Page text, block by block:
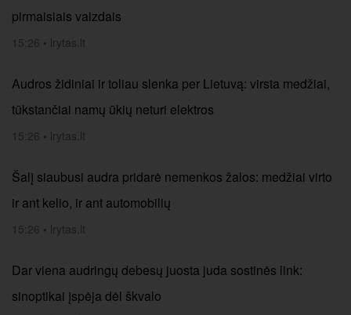
pirmaisiais vaizdais
15:26 • lrytas.lt
Audros židiniai ir toliau slenka per Lietuvą: virsta medžiai,
tūkstančiai namų ūkių neturi elektros
15:26 • lrytas.lt
Šalį siaubusi audra pridarė nemenkos žalos: medžiai virto
ir ant kelio, ir ant automobilių
15:26 • lrytas.lt
Dar viena audringų debesų juosta juda sostinės link:
sinoptikai įspėja dėl škvalo